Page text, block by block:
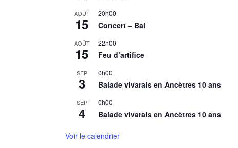
AOÛT
15
20h00
Concert – Bal
AOÛT
15
22h00
Feu d’artifice
SEP
3
0h00
Balade vivarais en Ancètres 10 ans
SEP
4
0h00
Balade vivarais en Ancètres 10 ans
Voir le calendrier